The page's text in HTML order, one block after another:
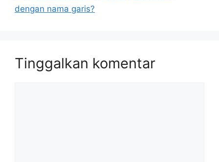
dengan nama garis?
Tinggalkan komentar